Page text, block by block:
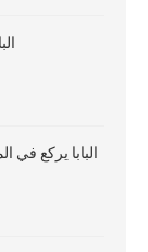
البابا يركع في